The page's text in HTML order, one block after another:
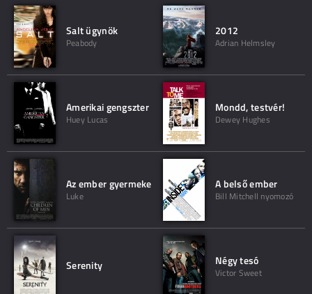
Salt ügynök
Peabody
2012
Adrian Helmsley
Amerikai gengszter
Huey Lucas
Mondd, testvér!
Dewey Hughes
Az ember gyermeke
Luke
A belső ember
Bill Mitchell nyomozó
Serenity Négy tesó
Victor Sweet